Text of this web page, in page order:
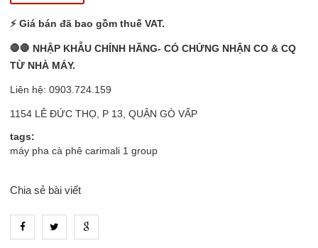
⚡️ Giá bán đã bao gồm thuế VAT.
🛑🛑 NHẬP KHẪU CHÍNH HÃNG- CÓ CHỨNG NHẬN CO & CQ
TỪ NHÀ MÁY.
Liên hệ: 0903.724.159
1154 LÊ ĐỨC THỌ, P 13, QUẬN GÒ VẤP
tags:
máy pha cà phê carimali 1 group
Chia sẻ bài viết